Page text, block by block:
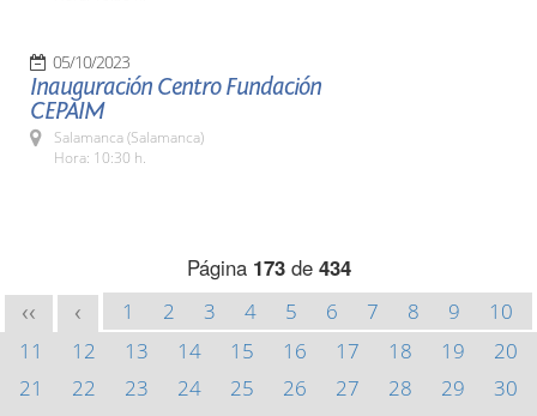
05/10/2023
Inauguración Centro Fundación
CEPAIM
Salamanca (Salamanca)
Hora: 10:30 h.
Página 173de 434
<< < 1 2 3 4 5 6 7 8 9
10
11
12 13 14 15 16 17 18 19
20
21
22 23 24 25 26 27 28 29
30